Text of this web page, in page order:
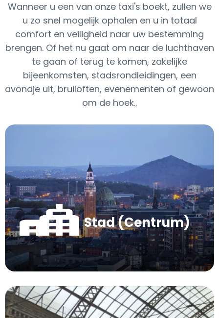
Wanneer u een van onze taxi's boekt, zullen we
u zo snel mogelijk ophalen en u in totaal
comfort en veiligheid naar uw bestemming
brengen. Of het nu gaat om naar de luchthaven
te gaan of terug te komen, zakelijke
bijeenkomsten, stadsrondleidingen, een
avondje uit, bruiloften, evenementen of gewoon
om de hoek..
Stad (Centrum)